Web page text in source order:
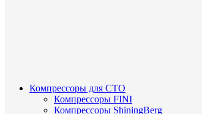
Компрессоры для СТО
Компрессоры FINI
Компрессоры ShiningBerg